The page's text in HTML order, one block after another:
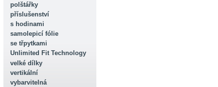
polštářky
příslušenství
s hodinami
samolepicí fólie
se třpytkami
Unlimited Fit Technology
velké dílky
vertikální
vybarvitelná